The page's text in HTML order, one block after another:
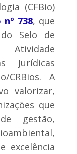
(CFBio)
nº 738, que
Selo de
Jurídicas
CRBios. A
valorizar,
que
gestão,
excelência